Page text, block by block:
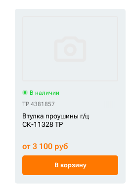
В наличии
TP 4381857
Втулка проушины г/ц
СК-11328 TP
от 3 100 руб
В корзину